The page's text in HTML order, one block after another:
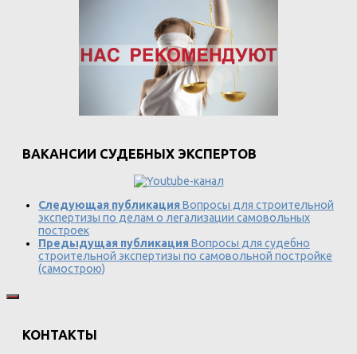
ВАКАНСИИ СУДЕБНЫХ ЭКСПЕРТОВ
Следующая публикация Вопросы для строительной
экспертизы по делам о легализации самовольных
построек
Предыдущая публикация Вопросы для судебно
строительной экспертизы по самовольной постройке
(самострою)
КОНТАКТЫ